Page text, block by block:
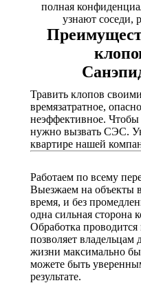
полная
узнают соседи,
Травить клопов
времязатратное,
неэффективное. Чтобы
нужно вызвать СЭС.
квартире нашей
Работаем по всему
Выезжаем на объекты
время, и без
одна сильная сторона
Обработка
позволяет
жизни максимально
можете быть
результате.